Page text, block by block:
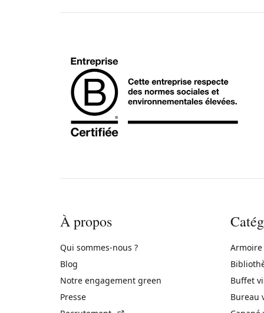
À propos
Qui sommes-nous ?
Blog
Notre engagement green
Presse
Buffet
Bureau